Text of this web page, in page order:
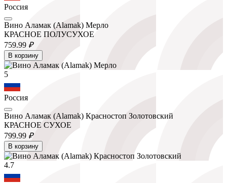
Россия
Вино Аламак (Alamak) Мерло
КРАСНОЕ ПОЛУСУХОЕ
759.99 ₽
В корзину
5
Россия
Вино Аламак (Alamak) Красностоп Золотовский
КРАСНОЕ СУХОЕ
799.99 ₽
В корзину
4.7